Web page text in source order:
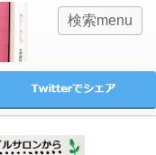
検索menu